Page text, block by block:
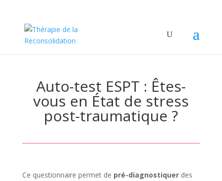
Auto-test ESPT : Êtes-
vous en État de stress
post-traumatique ?
Ce questionnaire permet de pré-diagnostiquerdes